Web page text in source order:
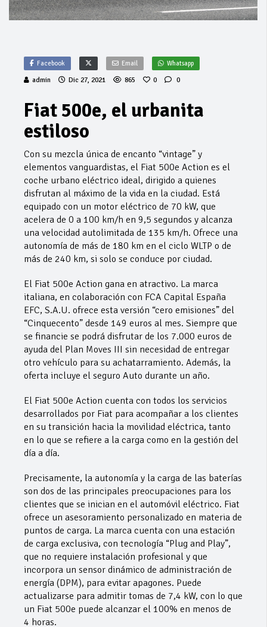
Facebook Email Whatsapp
admin Dic 27, 2021 865 0 0
Fiat 500e, el urbanita
estiloso
Con su mezcla única de encanto “vintage” y
elementos vanguardistas, el Fiat 500e Action es el
coche urbano eléctrico ideal, dirigido a quienes
disfrutan al máximo de la vida en la ciudad. Está
equipado con un motor eléctrico de 70 kW, que
acelera de 0 a 100 km/h en 9,5 segundos y alcanza
una velocidad autolimitada de 135 km/h. Ofrece una
autonomía de más de 180 km en el ciclo WLTP o de
más de 240 km, si solo se conduce por ciudad.
El Fiat 500e Action gana en atractivo. La marca
italiana, en colaboración con FCA Capital España
EFC, S.A.U. ofrece esta versión “cero emisiones” del
“Cinquecento” desde 149 euros al mes. Siempre que
se financie se podrá disfrutar de los 7.000 euros de
ayuda del Plan Moves III sin necesidad de entregar
otro vehículo para su achatarramiento. Además, la
oferta incluye el seguro Auto durante un año.
El Fiat 500e Action cuenta con todos los servicios
desarrollados por Fiat para acompañar a los clientes
en su transición hacia la movilidad eléctrica, tanto
en lo que se refiere a la carga como en la gestión del
día a día.
Precisamente, la autonomía y la carga de las baterías
son dos de las principales preocupaciones para los
clientes que se inician en el automóvil eléctrico. Fiat
ofrece un asesoramiento personalizado en materia de
puntos de carga. La marca cuenta con una estación
de carga exclusiva, con tecnología “Plug and Play”,
que no requiere instalación profesional y que
incorpora un sensor dinámico de administración de
energía (DPM), para evitar apagones. Puede
actualizarse para admitir tomas de 7,4 kW, con lo que
un Fiat 500e puede alcanzar el 100% en menos de
4 horas.